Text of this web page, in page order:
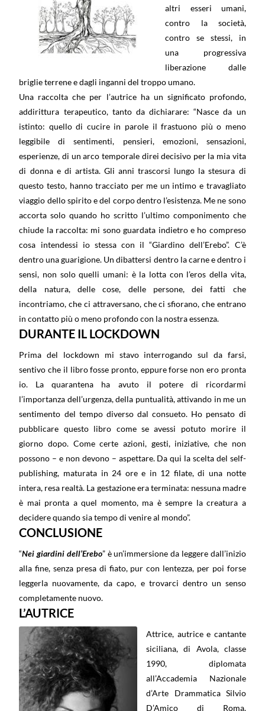
altri esseri umani,
contro la società,
contro se stessi, in
una progressiva
liberazione dalle
briglie terrene e dagli inganni del troppo umano.
Una raccolta che per l’autrice ha un significato profondo,
addirittura terapeutico, tanto da dichiarare: “Nasce da un
istinto: quello di cucire in parole il frastuono più o meno
leggibile di sentimenti, pensieri, emozioni, sensazioni,
esperienze, di un arco temporale direi decisivo per la mia vita
di donna e di artista. Gli anni trascorsi lungo la stesura di
questo testo, hanno tracciato per me un intimo e travagliato
viaggio dello spirito e del corpo dentro l’esistenza. Me ne sono
accorta solo quando ho scritto l’ultimo componimento che
chiude la raccolta: mi sono guardata indietro e ho compreso
cosa intendessi io stessa con il “Giardino dell’Erebo”. C’è
dentro una guarigione. Un dibattersi dentro la carne e dentro i
sensi, non solo quelli umani: è la lotta con l’eros della vita,
della natura, delle cose, delle persone, dei fatti che
incontriamo, che ci attraversano, che ci sfiorano, che entrano
in contatto più o meno profondo con la nostra essenza.
DURANTE IL LOCKDOWN
Prima del lockdown mi stavo interrogando sul da farsi,
sentivo che il libro fosse pronto, eppure forse non ero pronta
io. La quarantena ha avuto il potere di ricordarmi
l’importanza dell’urgenza, della puntualità, attivando in me un
sentimento del tempo diverso dal consueto. Ho pensato di
pubblicare questo libro come se avessi potuto morire il
giorno dopo. Come certe azioni, gesti, iniziative, che non
possono – e non devono – aspettare. Da qui la scelta del self-
publishing, maturata in 24 ore e in 12 filate, di una notte
intera, resa realtà. La gestazione era terminata: nessuna madre
è mai pronta a quel momento, ma è sempre la creatura a
decidere quando sia tempo di venire al mondo”.
CONCLUSIONE
“Nei giardini dell’Erebo” è un’immersione da leggere dall’inizio
alla fine, senza presa di fiato, pur con lentezza, per poi forse
leggerla nuovamente, da capo, e trovarci dentro un senso
completamente nuovo.
L’AUTRICE
Attrice, autrice e cantante
siciliana, di Avola, classe
1990, diplomata
all’Accademia Nazionale
d’Arte Drammatica Silvio
D’Amico di Roma.